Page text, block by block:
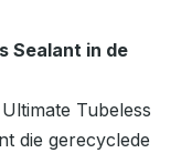
Sealant in de
Tubeless
die gerecyclede